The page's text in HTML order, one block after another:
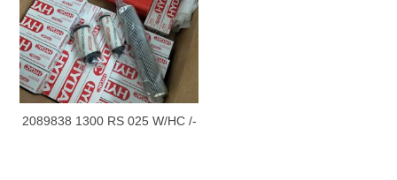
2089838 1300 RS 025 W/HC /-